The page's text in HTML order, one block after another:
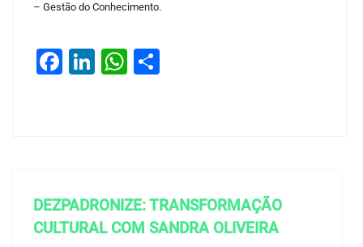
– Gestão do Conhecimento.
Facebook
LinkedIn
WhatsApp
DEZPADRONIZE: TRANSFORMAÇÃO
CULTURAL COM SANDRA OLIVEIRA